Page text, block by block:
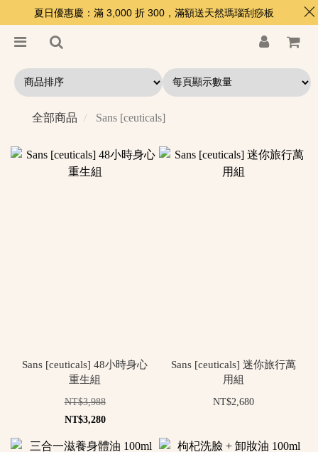
全部商品 Sans [ceuticals]
Sans [ceuticals] 48小時身心
重生組
NT$3,988
NT$3,280
Sans [ceuticals] 迷你旅行萬
用組
NT$2,680
夏日優惠慶：滿 3,000 折 300，滿額送天然瑪瑙刮痧板